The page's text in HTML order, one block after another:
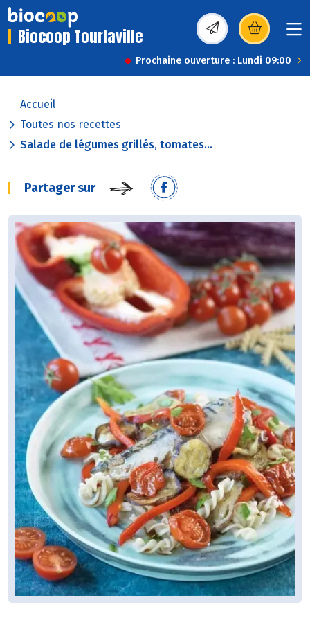
Biocoop Tourlaville (s’ouvre dans une
Prochaine ouverture : Lundi 09:00
Accueil
Toutes nos recettes
Salade de légumes grillés, tomates...
Partager sur